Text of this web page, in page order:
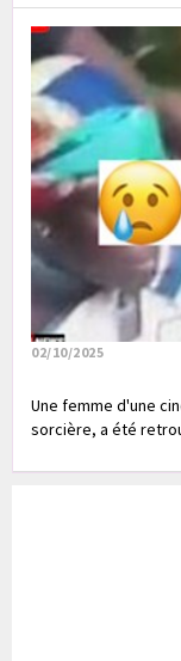
02/10/2025
Une femme d'une
sorcière, a été